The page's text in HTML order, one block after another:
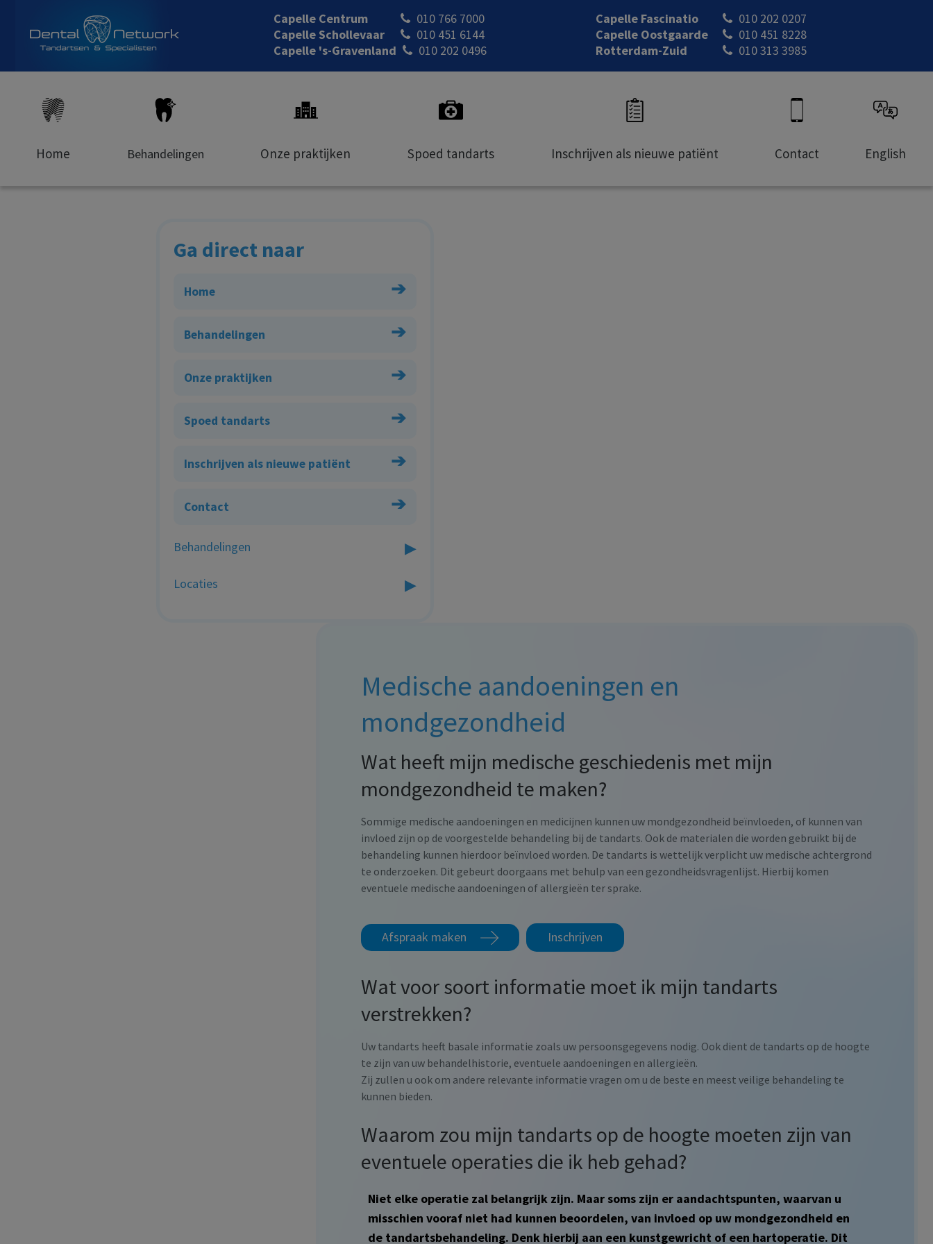
Capelle Centrum
010 766 7000
Capelle Schollevaar
010 451 6144
Capelle 's-Gravenland
010 202 0496
Capelle Fascinatio
010 202 0207
Capelle Oostgaarde
010 451 8228
Rotterdam-Zuid
010 313 3985
Home Behandelingen Onze praktijken Spoed tandarts Inschrijven als nieuwe patiënt Contact English
Ga direct naar
Home ➔
Behandelingen ➔
Onze praktijken ➔
Spoed tandarts ➔
Inschrijven als nieuwe patiënt ➔
Contact ➔
Behandelingen
Locaties
Medische aandoeningen en
mondgezondheid
Wat heeft mijn medische geschiedenis met mijn
mondgezondheid te maken?
Sommige medische aandoeningen en medicijnen kunnen uw mondgezondheid beïnvloeden, of kunnen van
invloed zijn op de voorgestelde behandeling bij de tandarts. Ook de materialen die worden gebruikt bij de
behandeling kunnen hierdoor beïnvloed worden. De tandarts is wettelijk verplicht uw medische achtergrond
te onderzoeken. Dit gebeurt doorgaans met behulp van een gezondheidsvragenlijst. Hierbij komen
eventuele medische aandoeningen of allergieën ter sprake.
Afspraak maken Inschrijven
Wat voor soort informatie moet ik mijn tandarts
verstrekken?
Uw tandarts heeft basale informatie zoals uw persoonsgegevens nodig. Ook dient de tandarts op de hoogte
te zijn van uw behandelhistorie, eventuele aandoeningen en allergieën.
Zij zullen u ook om andere relevante informatie vragen om u de beste en meest veilige behandeling te
kunnen bieden.
Waarom zou mijn tandarts op de hoogte moeten zijn van
eventuele operaties die ik heb gehad?
Niet elke operatie zal belangrijk zijn. Maar soms zijn er aandachtspunten, waarvan u
misschien vooraf niet had kunnen beoordelen, van invloed op uw mondgezondheid en
de tandartsbehandeling. Denk hierbij aan een kunstgewricht of een hartoperatie. Dit